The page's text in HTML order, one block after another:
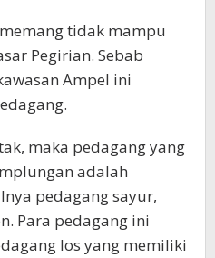
tidak mampu
Pegirian. Sebab
Ampel ini
maka pedagang yang
adalah
pedagang sayur,
Para pedagang ini
los yang memiliki